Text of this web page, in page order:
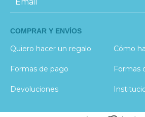
COMPRAR Y ENVÍOS
Quiero hacer un regalo Cómo
Formas de pago Formas
Devoluciones